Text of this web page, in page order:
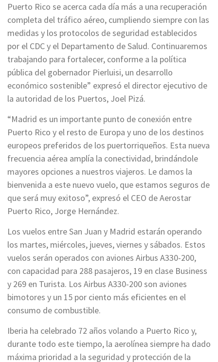
Puerto Rico se acerca cada día más a una recuperación
completa del tráfico aéreo, cumpliendo siempre con las
medidas y los protocolos de seguridad establecidos
por el CDC y el Departamento de Salud. Continuaremos
trabajando para fortalecer, conforme a la política
pública del gobernador Pierluisi, un desarrollo
económico sostenible” expresó el director ejecutivo de
la autoridad de los Puertos, Joel Pizá.
“Madrid es un importante punto de conexión entre
Puerto Rico y el resto de Europa y uno de los destinos
europeos preferidos de los puertorriqueños. Esta nueva
frecuencia aérea amplía la conectividad, brindándole
mayores opciones a nuestros viajeros. Le damos la
bienvenida a este nuevo vuelo, que estamos seguros de
que será muy exitoso”, expresó el CEO de Aerostar
Puerto Rico, Jorge Hernández.
Los vuelos entre San Juan y Madrid estarán operando
los martes, miércoles, jueves, viernes y sábados. Estos
vuelos serán operados con aviones Airbus A330-200,
con capacidad para 288 pasajeros, 19 en clase Business
y 269 en Turista. Los Airbus A330-200 son aviones
bimotores y un 15 por ciento más eficientes en el
consumo de combustible.
Iberia ha celebrado 72 años volando a Puerto Rico y,
durante todo este tiempo, la aerolínea siempre ha dado
máxima prioridad a la seguridad y protección de la